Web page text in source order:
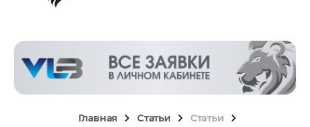
Главная Статьи
Статьи